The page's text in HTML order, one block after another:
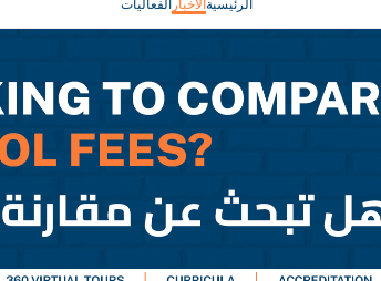
الرئيسية الأخبار الفعاليات